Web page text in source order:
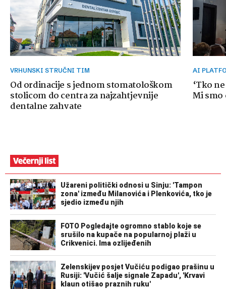
VRHUNSKI STRUČNI TIM
Od ordinacije s jednom stomatološkom
stolicom do centra za najzahtjevnije
dentalne zahvate
AI
‘Tko
Mi